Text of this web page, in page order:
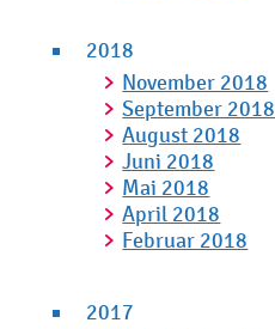
2018
November 2018
September 2018
August 2018
Juni 2018
Mai 2018
April 2018
Februar 2018
2017